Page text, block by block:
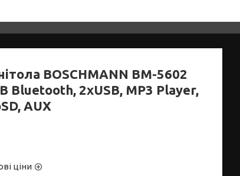
BOSCHMANN BM-5602
Bluetooth, 2xUSB, MP3 Player,
AUX
ціни